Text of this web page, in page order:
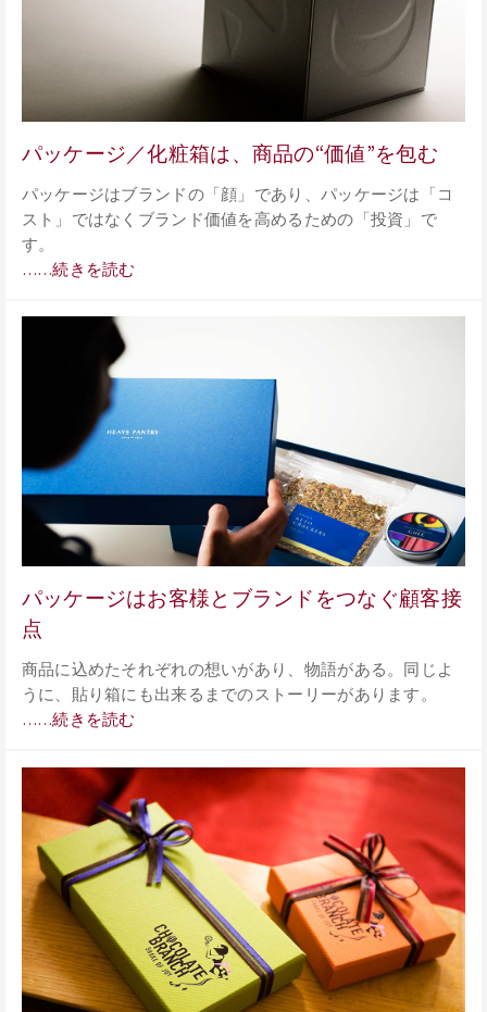
パッケージ／化粧箱は、商品の“価値”を包む
パッケージはブランドの「顔」であり、パッケージは「コ
スト」ではなくブランド価値を高めるための「投資」で
す。
……続きを読む
パッケージはお客様とブランドをつなぐ顧客接
点
商品に込めたそれぞれの想いがあり、物語がある。同じよ
うに、貼り箱にも出来るまでのストーリーがあります。
……続きを読む